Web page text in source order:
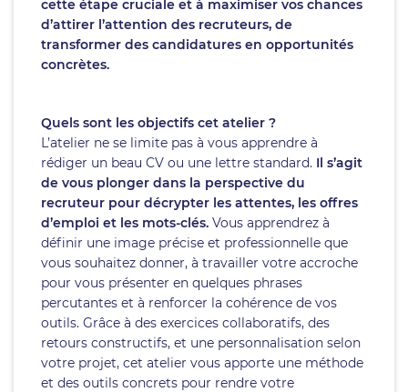
cette étape cruciale et à maximiser vos chances
d’attirer l’attention des recruteurs, de
transformer des candidatures en opportunités
concrètes.
Quels sont les objectifs cet atelier ?
L’atelier ne se limite pas à vous apprendre à
rédiger un beau CV ou une lettre standard. Il s’agit
de vous plonger dans la perspective du
recruteur pour décrypter les attentes, les offres
d’emploi et les mots-clés. Vous apprendrez à
définir une image précise et professionnelle que
vous souhaitez donner, à travailler votre accroche
pour vous présenter en quelques phrases
percutantes et à renforcer la cohérence de vos
outils. Grâce à des exercices collaboratifs, des
retours constructifs, et une personnalisation selon
votre projet, cet atelier vous apporte une méthode
et des outils concrets pour rendre votre